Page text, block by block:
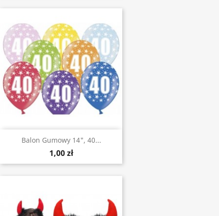
Balon Gumowy 14", 40...
1,00 zł